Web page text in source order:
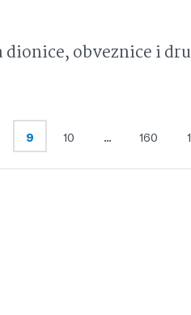
obveznice i
9 10 … 160